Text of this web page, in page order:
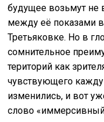
будущее возьмут не
между её показами
Третьяковке. Но в
сомнительное
територий как
чувствующего
изменились, и вот
слово